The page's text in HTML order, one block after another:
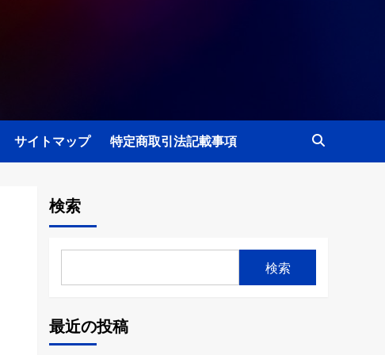
サイトマップ 特定商取引法記載事項
検索
検索
最近の投稿